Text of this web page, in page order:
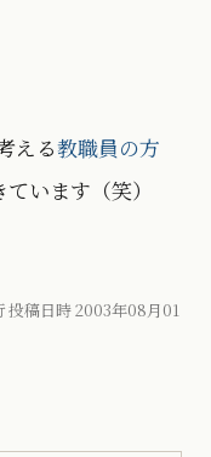
える教職員の方
います（笑）
日時 2003年08月01